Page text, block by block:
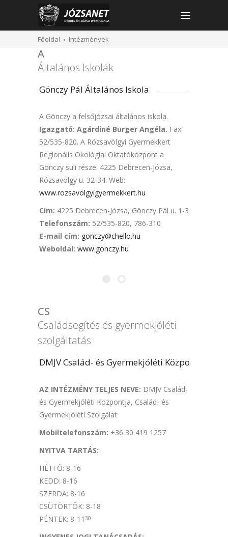
Főoldal Intézmények
A
Általános Iskolák
Gönczy Pál Általános Iskola
A Gönczy a felsőjózsai általános iskola.
Igazgató: Agárdiné Burger Angéla. Fax:
52/535-820. A Rózsavölgyi Gyermekkert
Regionális Ökológiai Oktatóközpont a
Gönczy suli része: 4225 Debrecen-Józsa,
Rózsavölgy u. 32-34. Web:
www.rozsavolgyigyermekkert.hu
Cím: 4225 Debrecen-Józsa, Gönczy Pál u. 1-3
Telefonszám: 52/535-820, 786-310
E-mail cím: gonczy@chello.hu
Weboldal: www.gonczy.hu
CS
Családsegítés és gyermekjóléti
szolgáltatás
DMJV Család- és Gyermekjóléti Központja
AZ INTÉZMÉNY TELJES NEVE: DMJV Család-
és Gyermekjóléti Központja, Család- és
Gyermekjóléti Szolgálat
Mobiltelefonszám: +36 30 419 1257
NYITVA TARTÁS:
HÉTFŐ: 8-16
KEDD: 8-16
SZERDA: 8-16
CSÜTÖRTÖK: 8-18
PÉNTEK: 8-11 30